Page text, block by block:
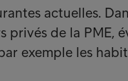
actuelles.
de la PME,
exemple les